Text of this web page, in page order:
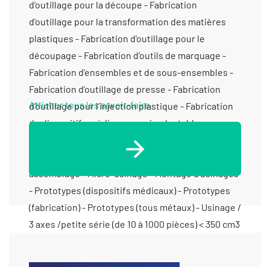
Afficher tous les savoir-faire